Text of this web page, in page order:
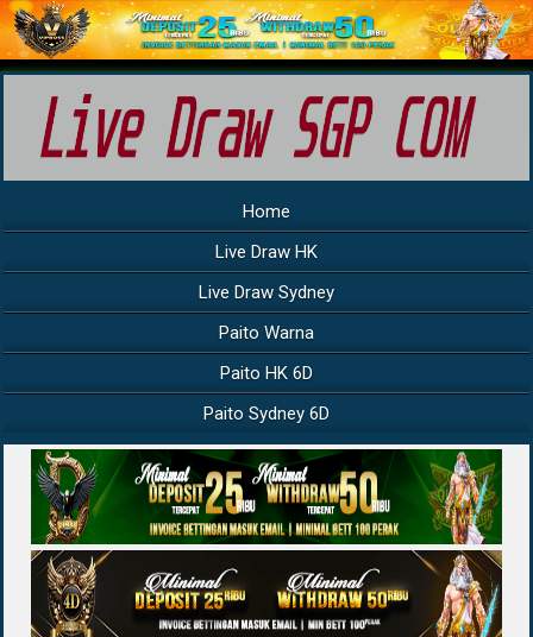
Home
Live Draw HK
Live Draw Sydney
Paito Warna
Paito HK 6D
Paito Sydney 6D